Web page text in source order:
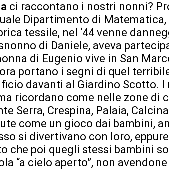
ci raccontano i nostri nonni?
Dipartimento di
tessile, nel ‘44 venne
di Daniele, aveva
di Eugenio vive in San
portano i segni di quel
davanti al Giardino Scotto.
ricordano come nelle zone di
Serra, Crespina, Palaia,
come un gioco dai bambini,
si divertivano con loro,
che poi quegli stessi bambini
“a cielo aperto”, non